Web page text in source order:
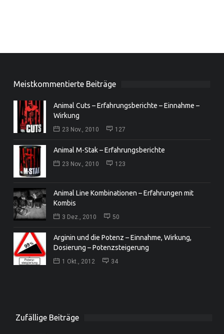
Meistkommentierte Beiträge
Animal Cuts – Erfahrungsberichte – Einnahme –
Wirkung
23 Nov., 2010 127
Animal M-Stak – Erfahrungsberichte
23 Nov., 2010 123
Animal Line Kombinationen – Erfahrungen mit
Kombis
3 Dez., 2010 50
Arginin und die Potenz – Einnahme, Wirkung,
Dosierung – Potenzsteigerung
1 Okt., 2012 34
Zufällige Beiträge